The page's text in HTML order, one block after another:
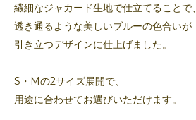
繊細なジャカード生地で仕立てることで、
透き通るような美しいブルーの色合いが
引き立つデザインに仕上げました。
S・Mの2サイズ展開で、
用途に合わせてお選びいただけます。